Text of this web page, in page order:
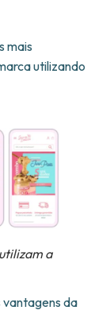
mais
utilizando
a
vantagens da